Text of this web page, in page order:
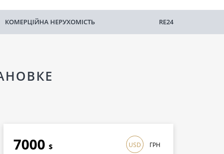
КОМЕРЦІЙНА НЕРУХОМІСТЬ RE24
7000 $ USD ГРН